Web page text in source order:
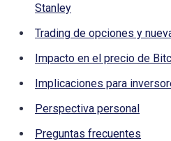
Stanley
Trading de opciones y
Impacto en el precio de
Implicaciones para
Perspectiva personal
Preguntas frecuentes